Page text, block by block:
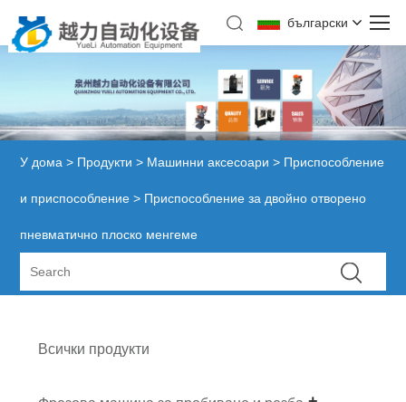
български
У дома > Продукти > Машинни аксесоари > Приспособление
и приспособление > Приспособление за двойно отворено
пневматично плоско менгеме
Всички продукти